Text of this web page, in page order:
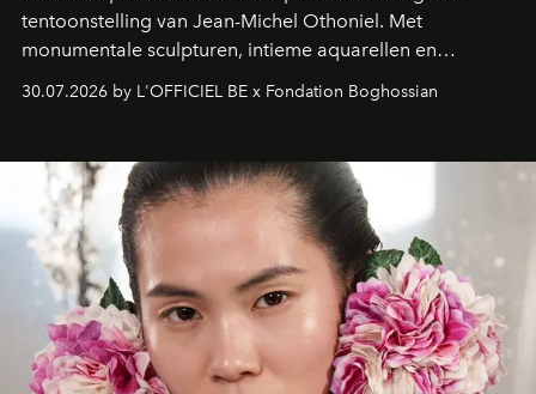
tentoonstelling van Jean-Michel Othoniel. Met
monumentale sculpturen, intieme aquarellen en
fonkelend Murano-glas creëert de Franse kunstenaar
een emotionele reis waarin elk werk de herinnering
moment van verwondering.
30.07.2026 by L'OFFICIEL BE x Fondation Boghossian